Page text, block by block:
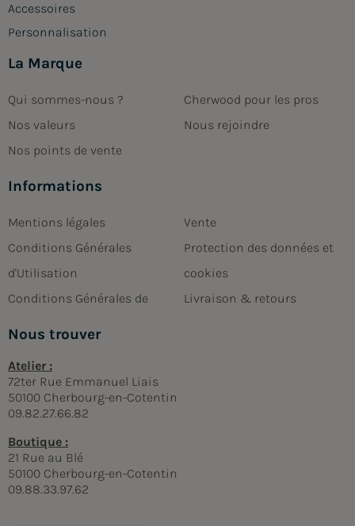
Accessoires
Personnalisation
La Marque
Qui sommes-nous ?
Nos valeurs
Nos points de vente
Cherwood pour les pros
Nous rejoindre
Informations
Mentions légales
Conditions Générales
d'Utilisation
Conditions Générales de
Vente
Protection des données et
cookies
Livraison & retours
Nous trouver
Atelier :
72ter Rue Emmanuel Liais
50100 Cherbourg-en-Cotentin
09.82.27.66.82
Boutique :
21 Rue au Blé
50100 Cherbourg-en-Cotentin
09.88.33.97.62